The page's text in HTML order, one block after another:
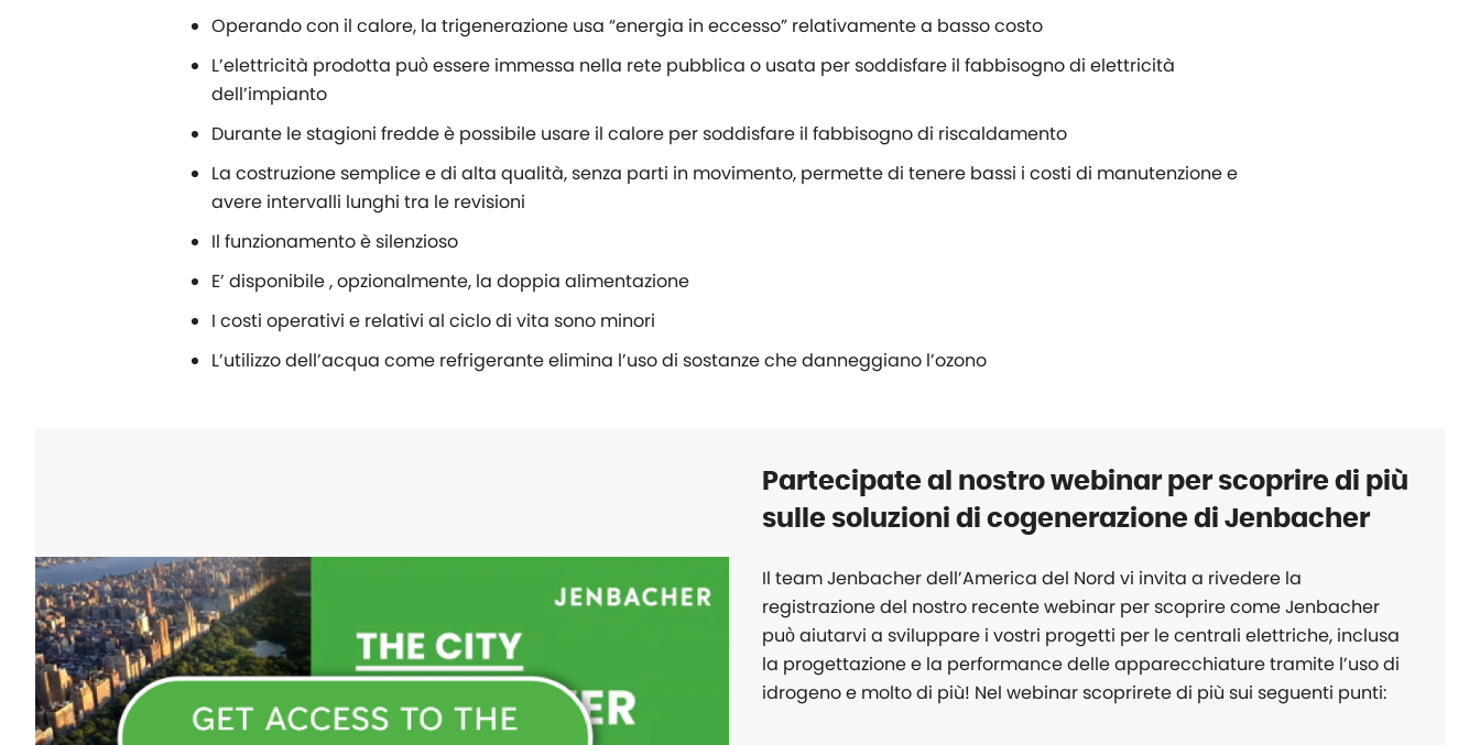
Operando con il calore, la trigenerazione usa “energia in eccesso” relativamente a basso costo
L’elettricità prodotta può essere immessa nella rete pubblica o usata per soddisfare il fabbisogno di elettricità
dell’impianto
Durante le stagioni fredde è possibile usare il calore per soddisfare il fabbisogno di riscaldamento
La costruzione semplice e di alta qualità, senza parti in movimento, permette di tenere bassi i costi di manutenzione e
avere intervalli lunghi tra le revisioni
Il funzionamento è silenzioso
E’ disponibile , opzionalmente, la doppia alimentazione
I costi operativi e relativi al ciclo di vita sono minori
L’utilizzo dell’acqua come refrigerante elimina l’uso di sostanze che danneggiano l’ozono
Partecipate al nostro webinar per scoprire di più
sulle soluzioni di cogenerazione di Jenbacher
Il team Jenbacher dell’America del Nord vi invita a rivedere la
registrazione del nostro recente webinar per scoprire come Jenbacher
può aiutarvi a sviluppare i vostri progetti per le centrali elettriche, inclusa
la progettazione e la performance delle apparecchiature tramite l’uso di
idrogeno e molto di più! Nel webinar scoprirete di più sui seguenti punti: